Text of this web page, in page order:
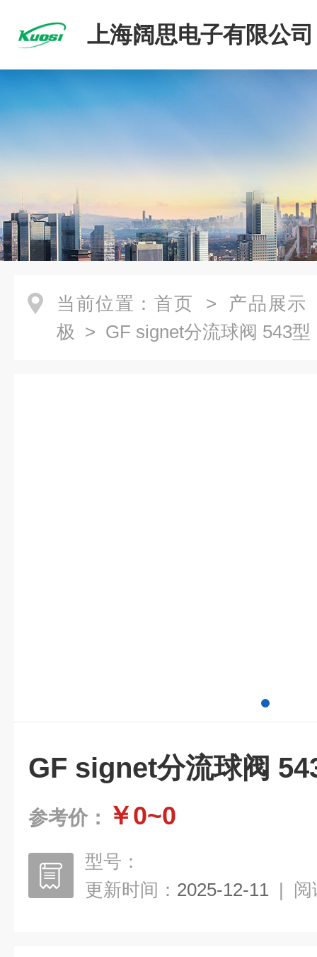
上海阔思电子有限公司
当前位置： 首页 > 产品展示
极 > GF signet分流球阀 543型
GF signet分流球阀
参考价： ￥0~0
型号：
更新时间： 2025-12-11 | 阅